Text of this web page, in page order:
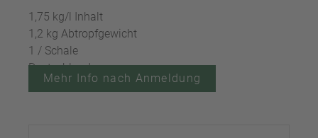
1,75 kg/l Inhalt
1,2 kg Abtropfgewicht
1 / Schale
Deutschland
Mehr Info nach Anmeldung